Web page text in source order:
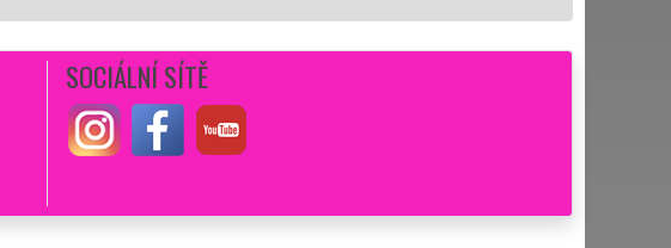
SOCIÁLNÍ SÍTĚ